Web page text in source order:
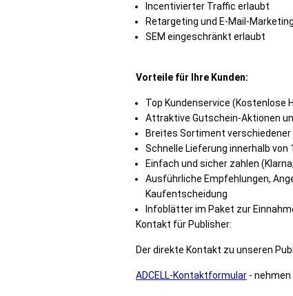
Incentivierter Traffic erlaubt
Retargeting und E-Mail-
SEM eingeschränkt erlaubt
Vorteile für Ihre Kunden:
Top Kundenservice (Kostenlose
Attraktive Gutschein-Aktionen
Breites Sortiment verschiedener
Schnelle Lieferung innerhalb von
Einfach und sicher zahlen
Ausführliche Empfehlungen,
Kaufentscheidung
Infoblätter im Paket zur
Kontakt für Publisher:
Der direkte Kontakt zu unseren
ADCELL-Kontaktformular -